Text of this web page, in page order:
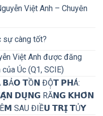
Việt Anh – Chuyên
sự càng tốt?
Việt Anh được đăng
Úc (Q1, SCIE)
𝗧Ồ𝗡 ĐỘ̣𝗧 𝗣𝗛Á:
𝗗𝗨̣𝗡𝗚 RĂ𝗡𝗚 𝗞𝗛𝗢̂𝗡
SAU ĐIỀ𝗨 𝗧𝗥𝗜̣ 𝗧Ủ𝗬